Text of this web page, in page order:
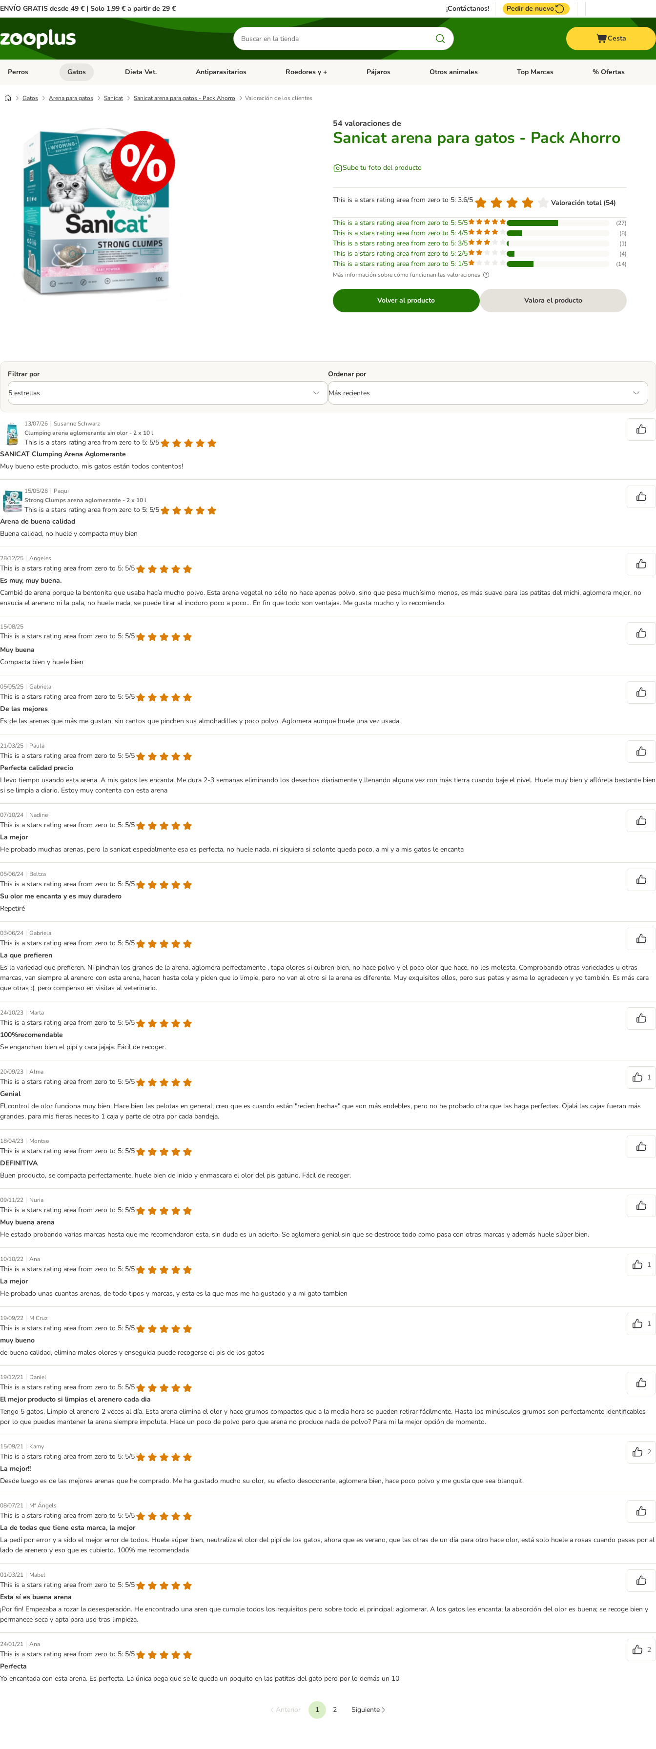
ENVÍO GRATIS desde 49 € | Solo 1,99 € a partir de 29 € ¡Contáctanos! Pedir de nuevo
Buscar
productos
Cesta
Perros Menú de categoria abierto: Perros
Gatos Menú de categoria abierto: Gatos
Dieta Vet. Menú de categoria abierto: Dieta Vet.
Antiparasitarios Menú de categoria abierto: Antiparasitarios
Roedores y + Menú de categoria abierto: Roedores y +
Pájaros Menú de categoria abierto: Pájaros
Otros animales Menú de categoria abierto: Otros animales
Top Marcas Menú de categoria
% Ofertas
Gatos Arena para gatos Sanicat Sanicat arena para gatos - Pack Ahorro Valoración de los clientes
54 valoraciones de
Sanicat arena para gatos - Pack Ahorro
Sube tu foto del producto
This is a stars rating area from zero to 5: 3.6/5 Valoración total (54)
This is a stars rating area from zero to 5: 5/5 (27)
This is a stars rating area from zero to 5: 4/5 (8)
This is a stars rating area from zero to 5: 3/5 (1)
This is a stars rating area from zero to 5: 2/5 (4)
This is a stars rating area from zero to 5: 1/5 (14)
Más información sobre cómo funcionan las valoraciones
Volver al producto Valora el producto
Filtrar por Ordenar por
13/07/26 | Susanne Schwarz
Clumping arena aglomerante sin olor - 2 x 10 l
This is a stars rating area from zero to 5: 5/5
SANICAT Clumping Arena Aglomerante
Muy bueno este producto, mis gatos están todos contentos!
15/05/26 | Paqui
Strong Clumps arena aglomerante - 2 x 10 l
This is a stars rating area from zero to 5: 5/5
Arena de buena calidad
Buena calidad, no huele y compacta muy bien
28/12/25 | Angeles
This is a stars rating area from zero to 5: 5/5
Es muy, muy buena.
Cambié de arena porque la bentonita que usaba hacía mucho polvo. Esta arena vegetal no sólo no hace apenas polvo, sino que pesa muchísimo menos, es más suave para las patitas del michi, aglomera mejor, no
ensucia el arenero ni la pala, no huele nada, se puede tirar al inodoro poco a poco... En fin que todo son ventajas. Me gusta mucho y lo recomiendo.
15/08/25
This is a stars rating area from zero to 5: 5/5
Muy buena
Compacta bien y huele bien
05/05/25 | Gabriela
This is a stars rating area from zero to 5: 5/5
De las mejores
Es de las arenas que más me gustan, sin cantos que pinchen sus almohadillas y poco polvo. Aglomera aunque huele una vez usada.
21/03/25 | Paula
This is a stars rating area from zero to 5: 5/5
Perfecta calidad precio
Llevo tiempo usando esta arena. A mis gatos les encanta. Me dura 2-3 semanas eliminando los desechos diariamente y llenando alguna vez con más tierra cuando baje el nivel. Huele muy bien y aflórela bastante bien
si se limpia a diario. Estoy muy contenta con esta arena
07/10/24 | Nadine
This is a stars rating area from zero to 5: 5/5
La mejor
He probado muchas arenas, pero la sanicat especialmente esa es perfecta, no huele nada, ni siquiera si solonte queda poco, a mi y a mis gatos le encanta
05/06/24 | Beltza
This is a stars rating area from zero to 5: 5/5
Su olor me encanta y es muy duradero
Repetiré
03/06/24 | Gabriela
This is a stars rating area from zero to 5: 5/5
La que prefieren
Es la variedad que prefieren. Ni pinchan los granos de la arena, aglomera perfectamente , tapa olores si cubren bien, no hace polvo y el poco olor que hace, no les molesta. Comprobando otras variedades u otras
marcas, van siempre al arenero con esta arena, hacen hasta cola y piden que lo limpie, pero no van al otro si la arena es diferente. Muy exquisitos ellos, pero sus patas y asma lo agradecen y yo también. Es más cara
que otras :(, pero compenso en visitas al veterinario.
24/10/23 | Marta
This is a stars rating area from zero to 5: 5/5
100%recomendable
Se enganchan bien el pipí y caca jajaja. Fácil de recoger.
20/09/23 | Alma
This is a stars rating area from zero to 5: 5/5
1
Genial
El control de olor funciona muy bien. Hace bien las pelotas en general, creo que es cuando están "recien hechas" que son más endebles, pero no he probado otra que las haga perfectas. Ojalá las cajas fueran más
grandes, para mis fieras necesito 1 caja y parte de otra por cada bandeja.
18/04/23 | Montse
This is a stars rating area from zero to 5: 5/5
DEFINITIVA
Buen producto, se compacta perfectamente, huele bien de inicio y enmascara el olor del pis gatuno. Fácil de recoger.
09/11/22 | Nuria
This is a stars rating area from zero to 5: 5/5
Muy buena arena
He estado probando varias marcas hasta que me recomendaron esta, sin duda es un acierto. Se aglomera genial sin que se destroce todo como pasa con otras marcas y además huele súper bien.
10/10/22 | Ana
This is a stars rating area from zero to 5: 5/5
1
La mejor
He probado unas cuantas arenas, de todo tipos y marcas, y esta es la que mas me ha gustado y a mi gato tambien
19/09/22 | M Cruz
This is a stars rating area from zero to 5: 5/5
1
muy bueno
de buena calidad, elimina malos olores y enseguida puede recogerse el pis de los gatos
19/12/21 | Daniel
This is a stars rating area from zero to 5: 5/5
El mejor producto si limpias el arenero cada dia
Tengo 5 gatos. Limpio el arenero 2 veces al día. Esta arena elimina el olor y hace grumos compactos que a la media hora se pueden retirar fácilmente. Hasta los minúsculos grumos son perfectamente identificables
por lo que puedes mantener la arena siempre impoluta. Hace un poco de polvo pero que arena no produce nada de polvo? Para mi la mejor opción de momento.
15/09/21 | Kamy
This is a stars rating area from zero to 5: 5/5
2
La mejor!!
Desde luego es de las mejores arenas que he comprado. Me ha gustado mucho su olor, su efecto desodorante, aglomera bien, hace poco polvo y me gusta que sea blanquit.
08/07/21 | Mª Ángels
This is a stars rating area from zero to 5: 5/5
La de todas que tiene esta marca, la mejor
La pedí por error y a sido el mejor error de todos. Huele súper bien, neutraliza el olor del pipí de los gatos, ahora que es verano, que las otras de un día para otro hace olor, está solo huele a rosas cuando pasas por al
lado de arenero y eso que es cubierto. 100% me recomendada
01/03/21 | Mabel
This is a stars rating area from zero to 5: 5/5
Esta sí es buena arena
¡Por fin! Empezaba a rozar la desesperación. He encontrado una aren que cumple todos los requisitos pero sobre todo el principal: aglomerar. A los gatos les encanta; la absorción del olor es buena; se recoge bien y
permanece seca y apta para uso tras limpieza.
24/01/21 | Ana
This is a stars rating area from zero to 5: 5/5
2
Perfecta
Yo encantada con esta arena. Es perfecta. La única pega que se le queda un poquito en las patitas del gato pero por lo demás un 10
Anterior 1 2 Siguiente